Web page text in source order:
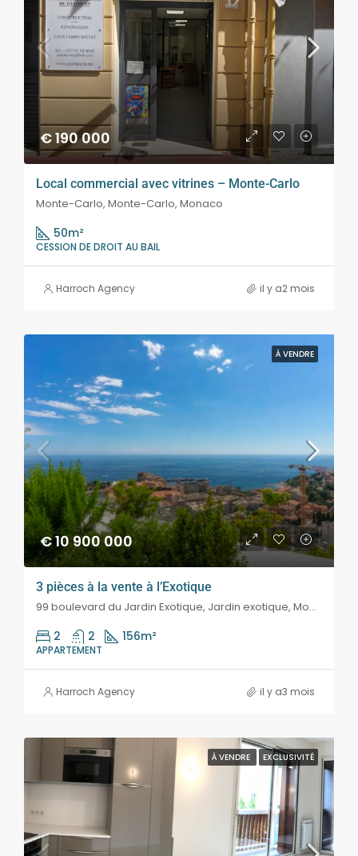
€ 190 000
Local commercial avec vitrines – Monte-Carlo
Monte-Carlo, Monte-Carlo, Monaco
50m²
CESSION DE DROIT AU BAIL
Harroch Agency il y a2 mois
À VENDRE
€ 10 900 000
3 pièces à la vente à l’Exotique
99 boulevard du Jardin Exotique, Jardin exotique, Monaco
2 2 156m²
APPARTEMENT
Harroch Agency il y a3 mois
À VENDRE EXCLUSIVITÉ